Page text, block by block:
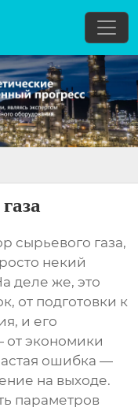
сырьевого газа,
некий
деле же, это
от подготовки к
и его
от экономики
ошибка —
на выходе.
параметров